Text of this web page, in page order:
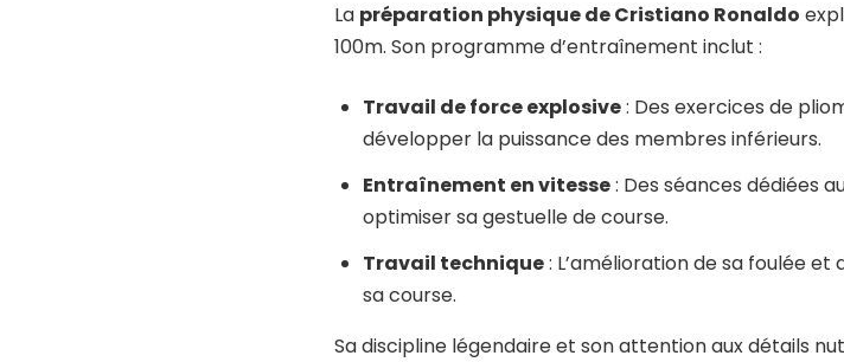
La préparation physique de Cristiano Ronaldo
100m. Son programme d’entraînement inclut :
Travail de force explosive: Des exercices de
développer la puissance des membres inférieurs.
Entraînement en vitesse: Des séances dédiées
optimiser sa gestuelle de course.
Travail technique: L’amélioration de sa foulée
sa course.
Sa discipline légendaire et son attention aux détails